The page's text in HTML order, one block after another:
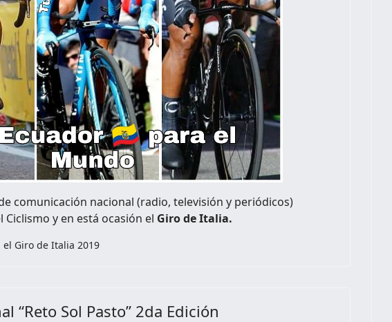
comunicación nacional (radio, televisión y periódicos)
y en está ocasión el Giro de Italia.
el Giro de Italia 2019
“Reto Sol Pasto” 2da Edición